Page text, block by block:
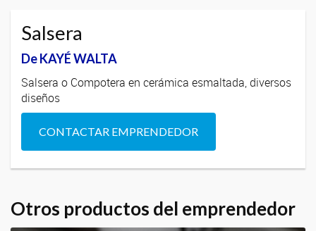
Salsera
De KAYÉ WALTA
Salsera o Compotera en cerámica esmaltada, diversos
diseños
CONTACTAR EMPRENDEDOR
Otros productos del emprendedor